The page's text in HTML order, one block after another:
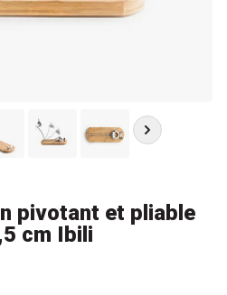
pivotant et pliable
cm Ibili